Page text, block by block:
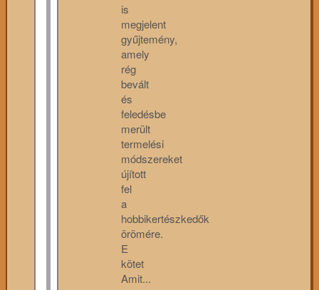
is
megjelent
gyűjtemény,
amely
rég
bevált
és
feledésbe
merült
termelési
módszereket
újított
fel
a
hobbikertészkedők
örömére.
E
kötet
Amit...